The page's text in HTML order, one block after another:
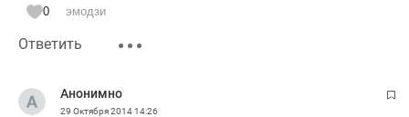
интеллектуал.
Рубин это команда с новыми традициями
с изюминкой которую внедрил и ещё видны следы РУК
России Бердыева.
Неожиданно оказалось принял команду Рубин
0 эмодзи
Ответить
Анонимно
29 Октября 201414:26